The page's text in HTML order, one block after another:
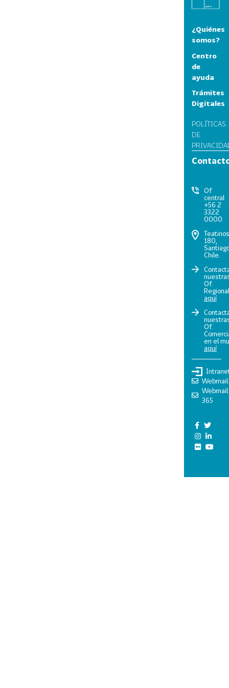
¿Quiénes
somos?
Centro
de
ayuda
Trámites
Digitales
POLÍTICAS
DE
Of
central
+56 2
3322
0000
Teatinos
180,
Chile.
Of.
aquí
Of.
en el
aquí
Webmail
Webmail
365